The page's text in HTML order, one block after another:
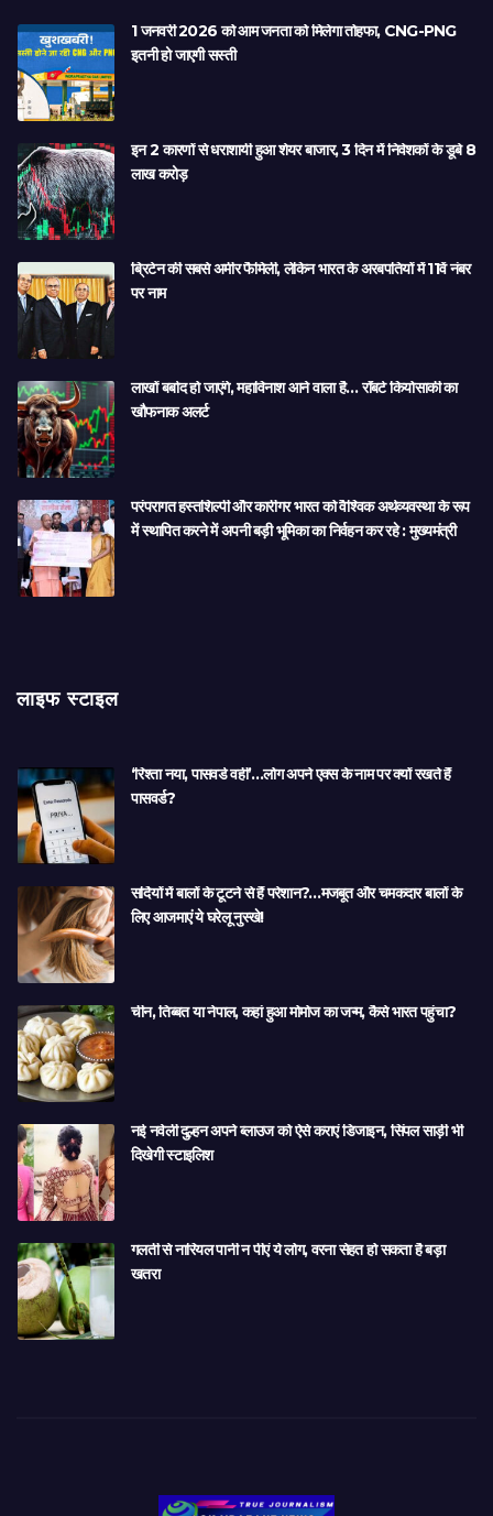
1 जनवरी 2026 को आम जनता को मिलेगा तोहफा, CNG-PNG
इतनी हो जाएगी सस्ती
इन 2 कारणों से धराशायी हुआ शेयर बाजार, 3 दिन में निवेशकों के डूबे 8
लाख करोड़
ब्रिटेन की सबसे अमीर फैमिली, लेकिन भारत के अरबपतियों में 11वें नंबर
पर नाम
लाखों बर्बाद हो जाएंगे, महाविनाश आने वाला है… रॉबर्ट कियोसाकी का
खौफनाक अलर्ट
परंपरागत हस्तशिल्पी और कारीगर भारत को वैश्विक अर्थव्यवस्था के रूप
में स्थापित करने में अपनी बड़ी भूमिका का निर्वहन कर रहे : मुख्यमंत्री
लाइफ स्टाइल
‘रिश्ता नया, पासवर्ड वही’…लोग अपने एक्स के नाम पर क्यों रखते हैं
पासवर्ड?
सर्दियों में बालों के टूटने से हैं परेशान?…मजबूत और चमकदार बालों के
लिए आजमाएं ये घरेलू नुस्खे!
चीन, तिब्बत या नेपाल, कहां हुआ मोमोज का जन्म, कैसे भारत पहुंचा?
नई नवेली दुल्हन अपने ब्लाउज को ऐसे कराएं डिजाइन, सिंपल साड़ी भी
दिखेगी स्टाइलिश
गलती से नारियल पानी न पीएं ये लोग, वरना सेहत हो सकता है बड़ा
खतरा